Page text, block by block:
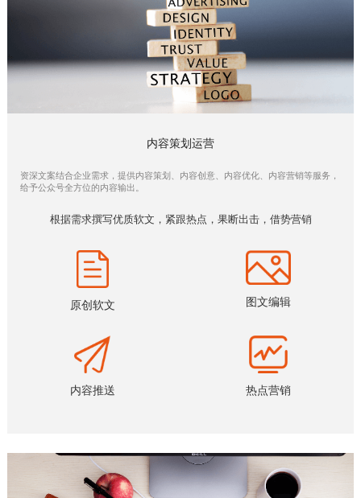
内容策划运营
资深文案结合企业需求，提供内容策划、内容创意、内容优化、内容营销等服务，
给予公众号全方位的内容输出。
根据需求撰写优质软文，紧跟热点，果断出击，借势营销
原创软文 图文编辑
内容推送 热点营销